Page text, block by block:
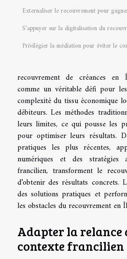
Externaliser le recouvrement pour
S’appuyer sur la digitalisation du
Privilégier la médiation pour éviter le
recouvrement de créances en
comme un véritable défi pour
complexité du tissu économique
débiteurs. Les méthodes
leurs limites, ce qui pousse les
pour optimiser leurs résultats.
pratiques les plus récentes,
numériques et des stratégies
francilien, transforment le
d’obtenir des résultats concrets.
des solutions pratiques et
les obstacles du recouvrement en
Adapter la relance
contexte francilien